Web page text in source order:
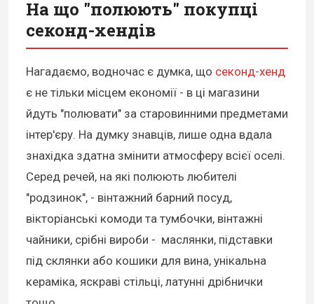
На що "полюють" покупці
секонд-хендів
Нагадаємо, водночас є думка, що секонд-хенд
є не тільки місцем економії - в ці магазини
йдуть "полювати" за старовинними предметами
інтер'єру. На думку знавців, лише одна вдала
знахідка здатна змінити атмосферу всієї оселі.
Серед речей, на які полюють любителі
"родзинок", - вінтажний барний посуд,
вікторіанські комоди та тумбочки, вінтажні
чайники, срібні вироби - маслянки, підставки
під склянки або кошики для вина, унікальна
кераміка, яскраві стільці, латунні дрібнички